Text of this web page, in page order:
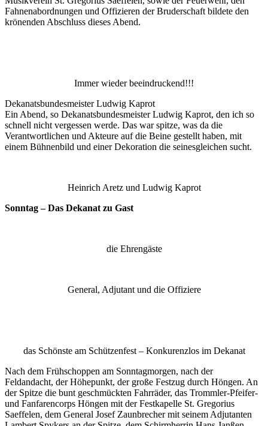
Fahnenabordnungen und Offizieren der Bruderschaft bildete den
krönenden Abschluss dieses Abend.
Immer wieder beeindruckend!!!
Dekanatsbundesmeister Ludwig Kaprot
Ein Abend, so Dekanatsbundesmeister Ludwig Kaprot, den ich so
schnell nicht vergessen werde. Das war spitze, was da die
Verantwortlichen und Akteure auf die Beine gestellt haben, mit
einem Bühnenbild und einer Dekoration die seinesgleichen sucht.
Heinrich Aretz und Ludwig Kaprot
Sonntag – Das Dekanat zu Gast
die Ehrengäste
General, Adjutant und die Offiziere
das Schönste am Schützenfest – Konkurenzlos im Dekanat
Nach dem Frühschoppen am Sonntagmorgen, nach der
Feldandacht, der Höhepunkt, der große Festzug durch Höngen. An
der Spitze die bunt geschmückten Fahrräder, das Trommler-Pfeifer-
und Fanfarencorps Höngen mit der Festkapelle St. Gregorius
Saeffelen, dem General Josef Zaunbrecher mit seinem Adjutanten